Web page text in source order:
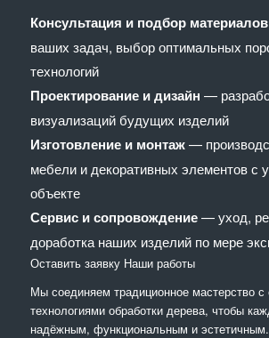
Консультация и подбор материалов
ваших задач, выбор оптимальных
технологий
Проектирование и дизайн —
визуализаций будущих изделий
Изготовление и монтаж—
мебели и декоративных элементов с
объекте
Сервис и сопровождение— уход,
доработка наших изделий по мере
Оставить заявку Наши работы
Мы соединяем традиционное мастерство
технологиями обработки дерева, чтобы
надёжным, функциональным и эстетичным.